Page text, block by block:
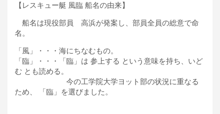
【レスキュー艇 風臨 船名の由来】
船名は現役部員 高浜が発案し、部員全員の総意で命
名。
「風」・・・海にちなむもの。
「臨」・・・「臨」は 参上する という意味を持ち、いど
む とも読める。
今の工学院大学ヨット部の状況に重なる
ため、 「臨」を選びました。